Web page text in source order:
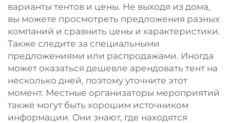
варианты тентов и цены. Не выходя из дома,
вы можете просмотреть предложения разных
компаний и сравнить цены и характеристики.
Также следите за специальными
предложениями или распродажами. Иногда
может оказаться дешевле арендовать тент на
несколько дней, поэтому уточните этот
момент. Местные организаторы мероприятий
также могут быть хорошим источником
информации. Они знают, где находятся